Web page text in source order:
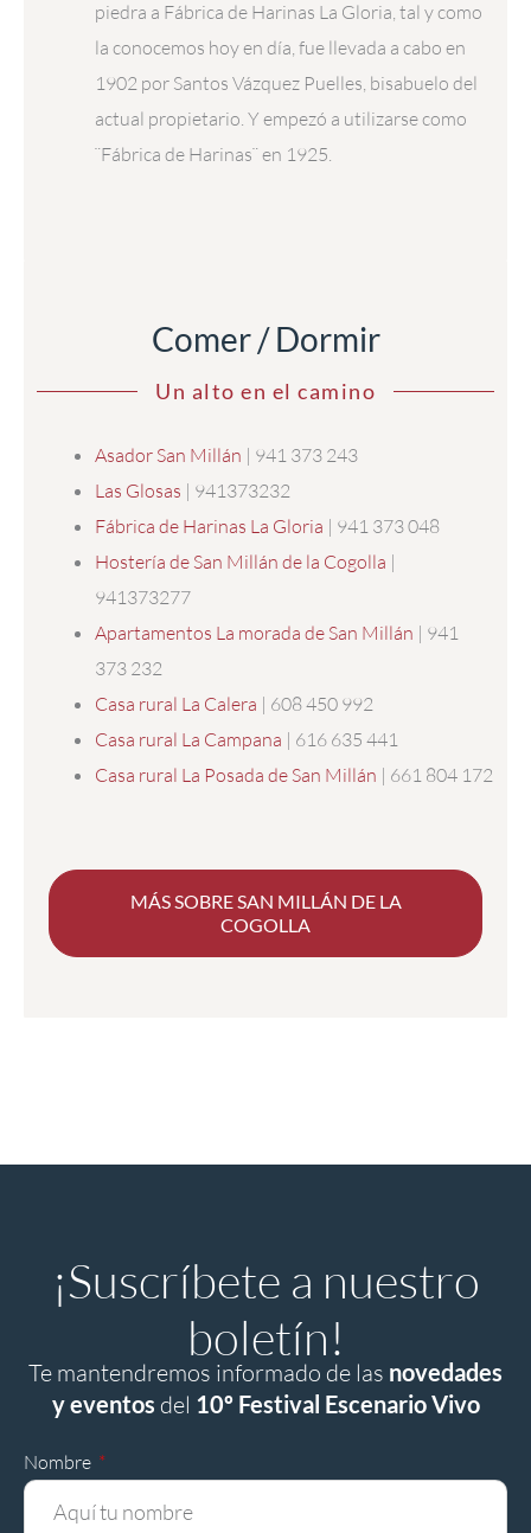
piedra a Fábrica de Harinas La Gloria, tal y como
la conocemos hoy en día, fue llevada a cabo en
1902 por Santos Vázquez Puelles, bisabuelo del
actual propietario. Y empezó a utilizarse como
¨Fábrica de Harinas¨ en 1925.
Comer / Dormir
Un alto en el camino
Asador San Millán | 941 373 243
Las Glosas | 941373232
Fábrica de Harinas La Gloria | 941 373 048
Hostería de San Millán de la Cogolla |
941373277
Apartamentos La morada de San Millán | 941
373 232
Casa rural La Calera | 608 450 992
Casa rural La Campana | 616 635 441
Casa rural La Posada de San Millán | 661 804 172
MÁS SOBRE SAN MILLÁN DE LA
COGOLLA
¡Suscríbete a nuestro
boletín!
Te mantendremos informado de las novedades
y eventos del 10º Festival Escenario Vivo
Nombre